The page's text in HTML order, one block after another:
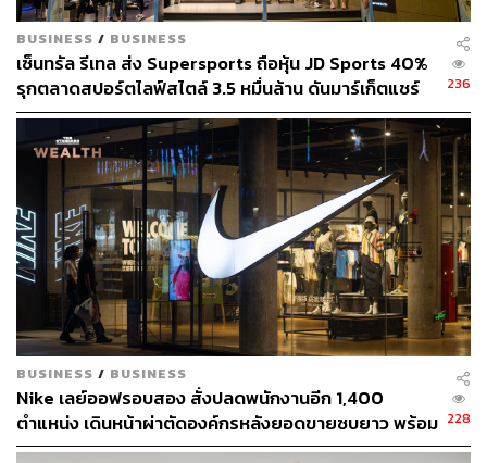
BUSINESS / BUSINESS
เซ็นทรัล รีเทล ส่ง Supersports ถือหุ้น JD Sports 40%
รุกตลาดสปอร์ตไลฟ์สไตล์ 3.5 หมื่นล้าน ดันมาร์เก็ตแชร์
แตะ 40%
236
BUSINESS / BUSINESS
Nike เลย์ออฟรอบสอง สั่งปลดพนักงานอีก 1,400
ตำแหน่ง เดินหน้าผ่าตัดองค์กรหลังยอดขายซบยาว พร้อม
สู้แบรนด์ใหม่แย่งตลาด
228